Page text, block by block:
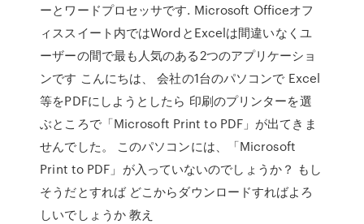
ーとワードプロセッサです. Microsoft Officeオフ
ィススイート内ではWordとExcelは間違いなくユ
ーザーの間で最も人気のある2つのアプリケーショ
ンです こんにちは、 会社の1台のパソコンで Excel
等をPDFにしようとしたら 印刷のプリンターを選
ぶところで「Microsoft Print to PDF」が出てきま
せんでした。 このパソコンには、「Microsoft
Print to PDF」が入っていないのでしょうか？ もし
そうだとすれば どこからダウンロードすればよろ
しいでしょうか 教え